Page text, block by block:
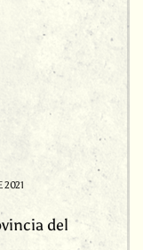
2021
del